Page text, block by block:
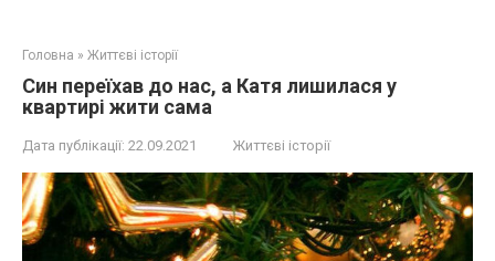
Головна » Життєві історії
Син переїхав до нас, а Катя лишилася у
квартирі жити сама
Дата публікації: 22.09.2021 Життєві історії